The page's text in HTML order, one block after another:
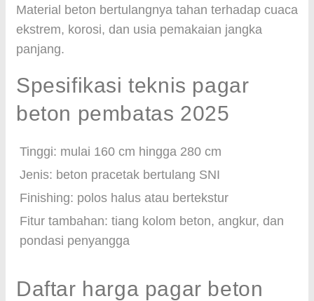
Material beton bertulangnya tahan terhadap cuaca
ekstrem, korosi, dan usia pemakaian jangka
panjang.
Spesifikasi teknis pagar
beton pembatas 2025
Tinggi: mulai 160 cm hingga 280 cm
Jenis: beton pracetak bertulang SNI
Finishing: polos halus atau bertekstur
Fitur tambahan: tiang kolom beton, angkur, dan
pondasi penyangga
Daftar harga pagar beton